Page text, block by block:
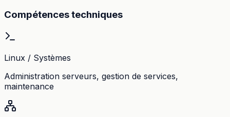
Compétences techniques
Linux / Systèmes
Administration serveurs, gestion de services,
maintenance